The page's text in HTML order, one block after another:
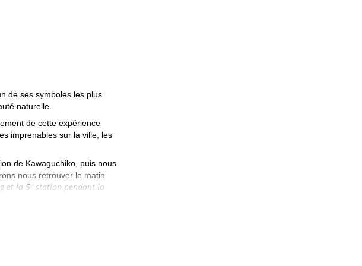
de ses symboles les plus
naturelle.
de cette expérience
imprenables sur la ville, les
de Kawaguchiko, puis nous
nous retrouver le matin
et la 5ᵉ station pendant la
le lever du soleil depuis le